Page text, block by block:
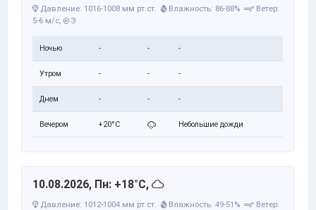
Давление: 1016-1008 мм рт.ст. Влажность: 86-88%
Ветер:
5-6 м/с, З
Ночью - - -
Утром - - -
Днем - - -
Вечером +20°C Небольшие дожди
10.08.2026, Пн: +18°C,
Давление: 1012-1004 мм рт.ст. Влажность: 49-51%
Ветер: